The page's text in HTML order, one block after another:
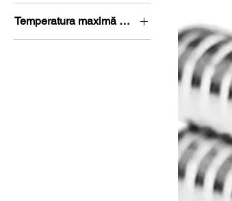
G 0-5 mm
Temperatura maximă de lucru
60 °C